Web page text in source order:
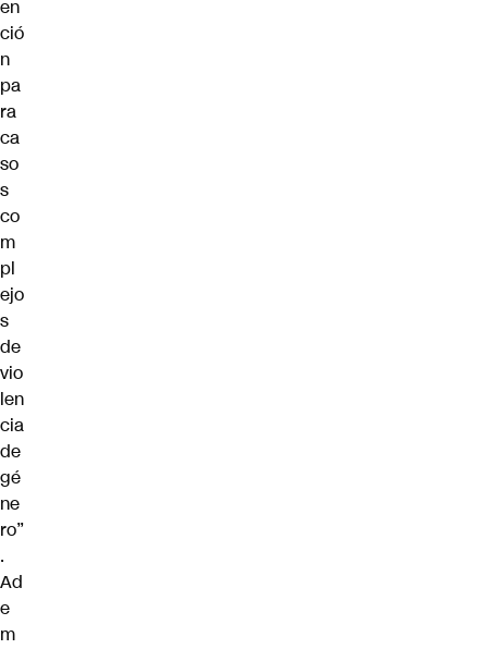
en
ció
n
pa
ra
ca
so
s
co
m
pl
ejo
s
de
vio
len
cia
de
gé
ne
ro”
.
Ad
e
m